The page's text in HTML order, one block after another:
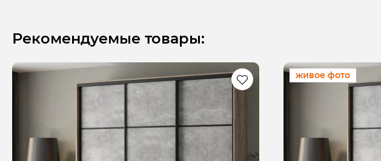
Рекомендуемые товары:
живое фото